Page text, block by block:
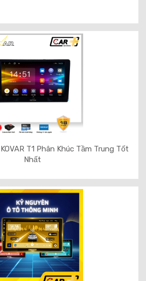
T1 Phân Khúc Tầm Trung Tốt
Nhất